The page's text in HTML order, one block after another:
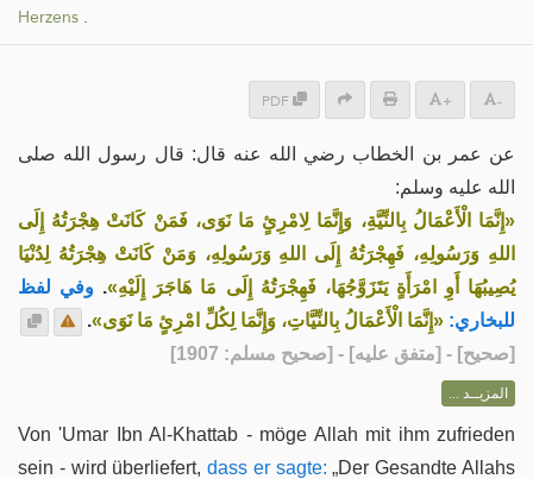
Herzens .
PDF + -
عن عمر بن الخطاب رضي الله عنه قال: قال رسول الله صلى
الله عليه وسلم:
«إِنَّمَا الْأَعْمَالُ بِالنِّيَّةِ، وَإِنَّمَا لِامْرِئٍ مَا نَوَى، فَمَنْ كَانَتْ هِجْرَتُهُ إِلَى
اللهِ وَرَسُولِهِ، فَهِجْرَتُهُ إِلَى اللهِ وَرَسُولِهِ، وَمَنْ كَانَتْ هِجْرَتُهُ لِدُنْيَا
يُصِيبُهَا أَوِ امْرَأَةٍ يَتَزَوَّجُهَا، فَهِجْرَتُهُ إِلَى مَا هَاجَرَ إِلَيْهِ». وفي لفظ
للبخاري: «إِنَّمَا الْأَعْمَالُ بِالنِّيَّاتِ، وَإِنَّمَا لِكُلِّ امْرِئٍ مَا نَوَى».
[صحيح] - [متفق عليه] - [صحيح مسلم: 1907]
المزيــد ...
Von 'Umar Ibn Al-Khattab - möge Allah mit ihm zufrieden
sein - wird überliefert, dass er sagte: „Der Gesandte Allahs